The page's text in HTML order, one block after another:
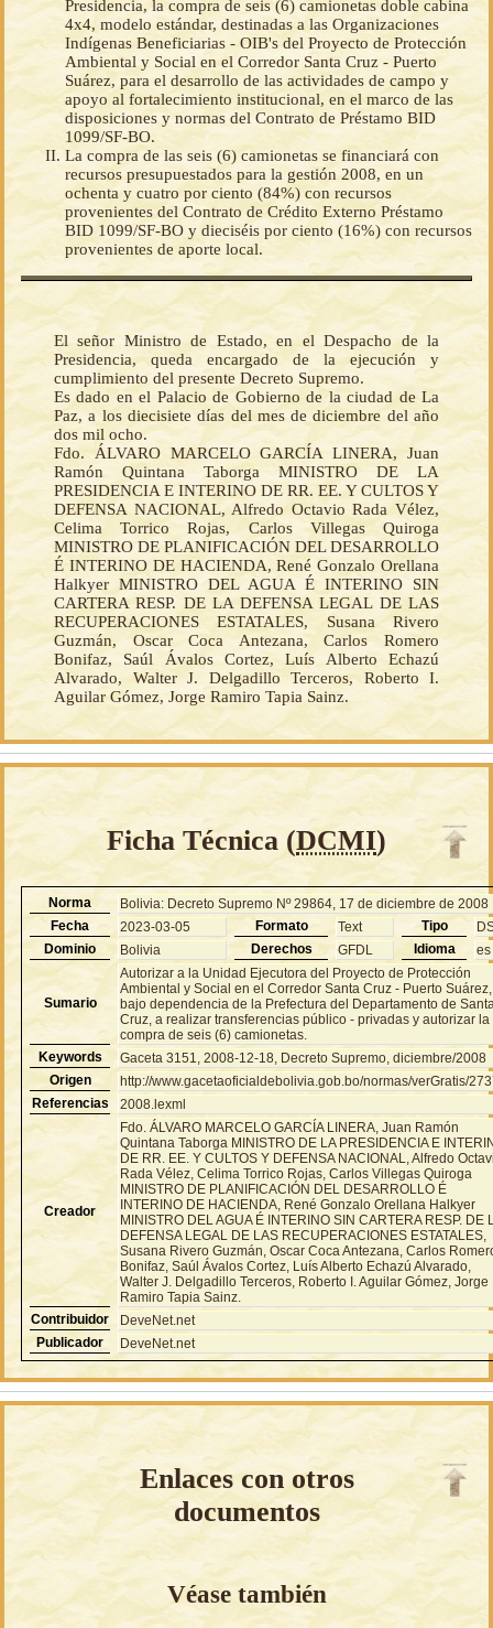
Presidencia, la compra de seis (6) camionetas doble cabina
4x4, modelo estándar, destinadas a las Organizaciones
Indígenas Beneficiarias - OIB's del Proyecto de Protección
Ambiental y Social en el Corredor Santa Cruz - Puerto
Suárez, para el desarrollo de las actividades de campo y
apoyo al fortalecimiento institucional, en el marco de las
disposiciones y normas del Contrato de Préstamo BID
1099/SF-BO.
La compra de las seis (6) camionetas se financiará con
recursos presupuestados para la gestión 2008, en un
ochenta y cuatro por ciento (84%) con recursos
provenientes del Contrato de Crédito Externo Préstamo
BID 1099/SF-BO y dieciséis por ciento (16%) con recursos
provenientes de aporte local.
El señor Ministro de Estado, en el Despacho de la
Presidencia, queda encargado de la ejecución y
cumplimiento del presente Decreto Supremo.
Es dado en el Palacio de Gobierno de la ciudad de La
Paz, a los diecisiete días del mes de diciembre del año
dos mil ocho.
Fdo. ÁLVARO MARCELO GARCÍA LINERA, Juan
Ramón Quintana Taborga MINISTRO DE LA
PRESIDENCIA E INTERINO DE RR. EE. Y CULTOS Y
DEFENSA NACIONAL, Alfredo Octavio Rada Vélez,
Celima Torrico Rojas, Carlos Villegas Quiroga
MINISTRO DE PLANIFICACIÓN DEL DESARROLLO
É INTERINO DE HACIENDA, René Gonzalo Orellana
Halkyer MINISTRO DEL AGUA É INTERINO SIN
CARTERA RESP. DE LA DEFENSA LEGAL DE LAS
RECUPERACIONES ESTATALES, Susana Rivero
Guzmán, Oscar Coca Antezana, Carlos Romero
Bonifaz, Saúl Ávalos Cortez, Luís Alberto Echazú
Alvarado, Walter J. Delgadillo Terceros, Roberto I.
Aguilar Gómez, Jorge Ramiro Tapia Sainz.
Ficha Técnica (DCMI)
Norma
Bolivia: Decreto Supremo Nº 29864, 17 de diciembre de 2008
Fecha
2023-03-05 Formato Text Tipo
Dominio
Bolivia Derechos GFDL Idioma es
Sumario
Autorizar a la Unidad Ejecutora del Proyecto de Protección
Ambiental y Social en el Corredor Santa Cruz - Puerto Suárez,
bajo dependencia de la Prefectura del Departamento de
Cruz, a realizar transferencias público - privadas y autorizar la
compra de seis (6) camionetas.
Keywords
Gaceta 3151, 2008-12-18, Decreto Supremo, diciembre/2008
Origen
http://www.gacetaoficialdebolivia.gob.bo/normas/verGratis/
Referencias
2008.lexml
Creador
Fdo. ÁLVARO MARCELO GARCÍA LINERA, Juan Ramón
Quintana Taborga MINISTRO DE LA PRESIDENCIA E
DE RR. EE. Y CULTOS Y DEFENSA NACIONAL, Alfredo
Rada Vélez, Celima Torrico Rojas, Carlos Villegas Quiroga
MINISTRO DE PLANIFICACIÓN DEL DESARROLLO É
INTERINO DE HACIENDA, René Gonzalo Orellana Halkyer
MINISTRO DEL AGUA É INTERINO SIN CARTERA RESP. DE
DEFENSA LEGAL DE LAS RECUPERACIONES ESTATALES,
Susana Rivero Guzmán, Oscar Coca Antezana, Carlos
Bonifaz, Saúl Ávalos Cortez, Luís Alberto Echazú Alvarado,
Walter J. Delgadillo Terceros, Roberto I. Aguilar Gómez, Jorge
Ramiro Tapia Sainz.
Contribuidor
DeveNet.net
Publicador
DeveNet.net
Enlaces con otros
documentos
Véase también